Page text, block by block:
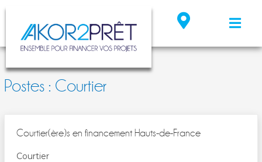
Postes : Courtier
Courtier(ère)s en financement Hauts-de-France
Courtier